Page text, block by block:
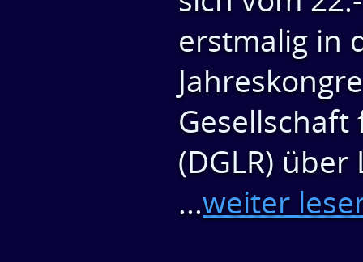
erstmalig in
(DGLR)
...weiter